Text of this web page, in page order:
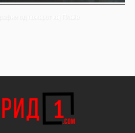
од пожарот кај Плаќе